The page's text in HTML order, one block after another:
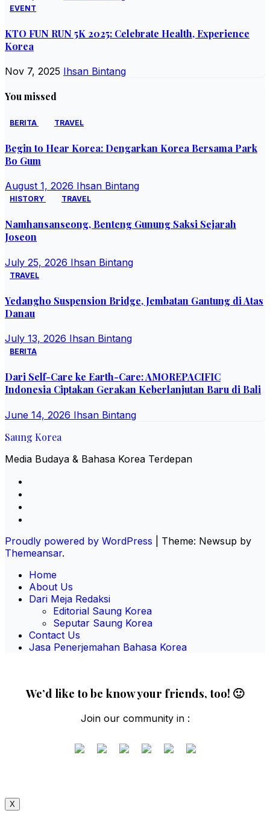
EVENT
KTO FUN RUN 5K 2025: Celebrate Health, Experience
Korea
Nov 7, 2025 Ihsan Bintang
You missed
BERITA TRAVEL
Begin to Hear Korea: Dengarkan Korea Bersama Park
Bo Gum
August 1, 2026 Ihsan Bintang
HISTORY TRAVEL
Namhansanseong, Benteng Gunung Saksi Sejarah
Joseon
July 25, 2026 Ihsan Bintang
TRAVEL
Yedangho Suspension Bridge, Jembatan Gantung di Atas
Danau
July 13, 2026 Ihsan Bintang
BERITA
Dari Self-Care ke Earth-Care: AMOREPACIFIC
Indonesia Ciptakan Gerakan Keberlanjutan Baru di Bali
June 14, 2026 Ihsan Bintang
Saung Korea
Media Budaya & Bahasa Korea Terdepan
Proudly powered by WordPress
Theme: Newsup by
Themeansar.
Home
About Us
Dari Meja Redaksi
Editorial Saung Korea
Seputar Saung Korea
Contact Us
Jasa Penerjemahan Bahasa Korea
We’d like to be know your friends, too! 🙂
Join our community in :
X